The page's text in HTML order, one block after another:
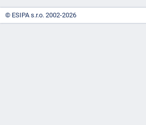
© ESIPA s.r.o. 2002-2026